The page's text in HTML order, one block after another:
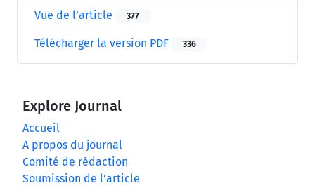
Vue de l’article 377
Télécharger la version PDF 336
Explore Journal
Accueil
A propos du journal
Comité de rédaction
Soumission de l’article